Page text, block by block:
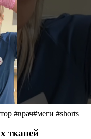
#врач#меги #shorts
тканей